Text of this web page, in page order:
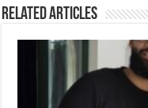
Related Articles